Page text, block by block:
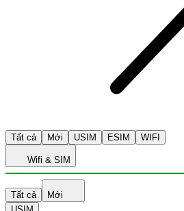
Tất cả Mới USIM ESIM WIFI
Wifi & SIM
Tất cả
Mới